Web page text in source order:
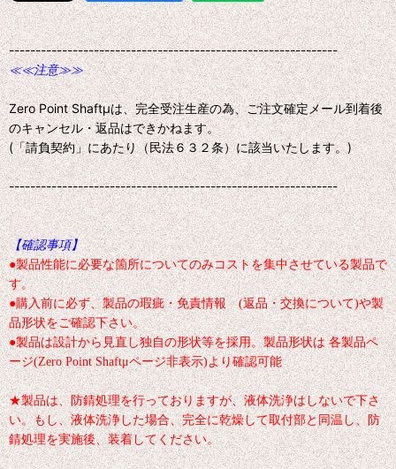
--------------------------------------------------------------
≪≪注意≫≫
Zero Point Shaftμは、完全受注生産の為、ご注文確定メール到着後
のキャンセル・返品はできかねます。
(「請負契約」にあたり（民法６３２条）に該当いたします。)
--------------------------------------------------------------
【確認事項】
●製品性能に必要な箇所についてのみコストを集中させている製品で
す。
●購入前に必ず、製品の瑕疵・免責情報 (返品・交換について)や製
品形状をご確認下さい。
●製品は設計から見直し独自の形状等を採用。製品形状は 各製品ペ
ージ(Zero Point Shaftμページ非表示)より確認可能
★製品は、防錆処理を行っておりますが、液体洗浄はしないで下さ
い。もし、液体洗浄した場合、完全に乾燥して取付部と同温し、防
錆処理を実施後、装着してください。